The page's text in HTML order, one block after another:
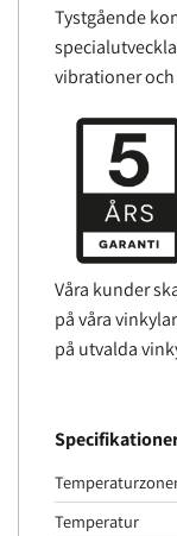
Tystgående
vibrationer
Våra kunder
på våra
på utvalda
Temperatur